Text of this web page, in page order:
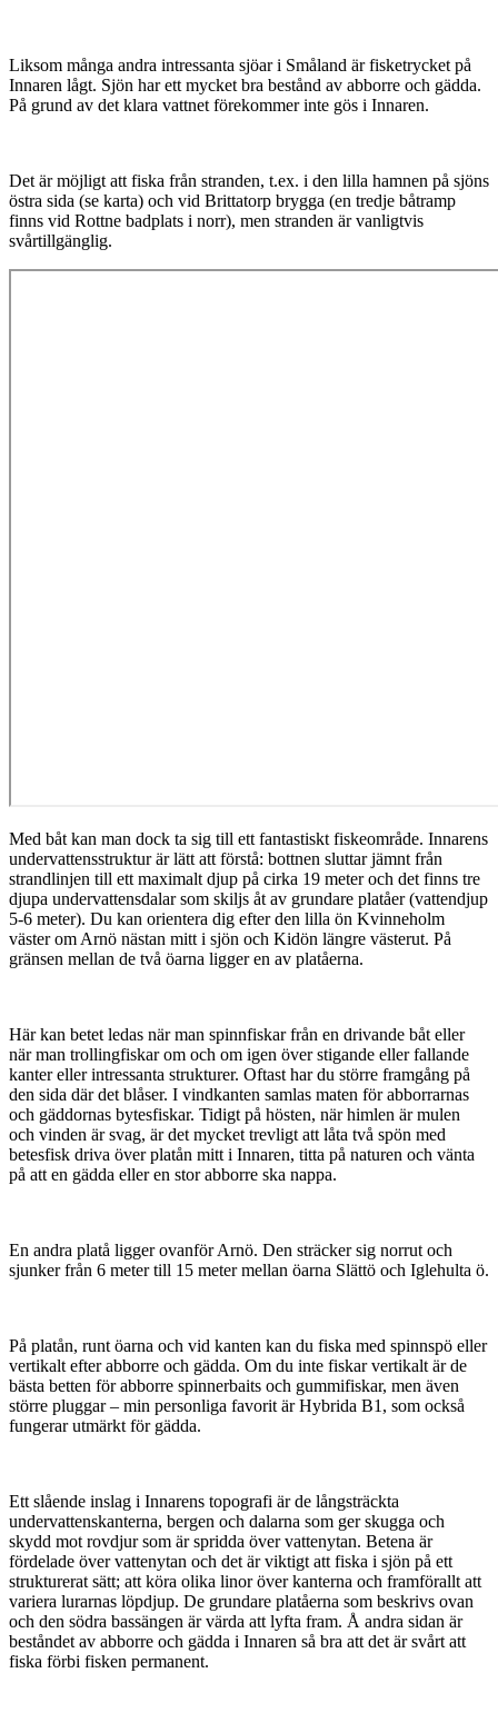
Liksom många andra intressanta sjöar i Småland är fisketrycket på
Innaren lågt. Sjön har ett mycket bra bestånd av abborre och gädda.
På grund av det klara vattnet förekommer inte gös i Innaren.
Det är möjligt att fiska från stranden, t.ex. i den lilla hamnen på sjöns
östra sida (se karta) och vid Brittatorp brygga (en tredje båtramp
finns vid Rottne badplats i norr), men stranden är vanligtvis
svårtillgänglig.
Med båt kan man dock ta sig till ett fantastiskt fiskeområde. Innarens
undervattensstruktur är lätt att förstå: bottnen sluttar jämnt från
strandlinjen till ett maximalt djup på cirka 19 meter och det finns tre
djupa undervattensdalar som skiljs åt av grundare platåer (vattendjup
5-6 meter). Du kan orientera dig efter den lilla ön Kvinneholm
väster om Arnö nästan mitt i sjön och Kidön längre västerut. På
gränsen mellan de två öarna ligger en av platåerna.
Här kan betet ledas när man spinnfiskar från en drivande båt eller
när man trollingfiskar om och om igen över stigande eller fallande
kanter eller intressanta strukturer. Oftast har du större framgång på
den sida där det blåser. I vindkanten samlas maten för abborrarnas
och gäddornas bytesfiskar. Tidigt på hösten, när himlen är mulen
och vinden är svag, är det mycket trevligt att låta två spön med
betesfisk driva över platån mitt i Innaren, titta på naturen och vänta
på att en gädda eller en stor abborre ska nappa.
En andra platå ligger ovanför Arnö. Den sträcker sig norrut och
sjunker från 6 meter till 15 meter mellan öarna Slättö och Iglehulta ö.
På platån, runt öarna och vid kanten kan du fiska med spinnspö eller
vertikalt efter abborre och gädda. Om du inte fiskar vertikalt är de
bästa betten för abborre spinnerbaits och gummifiskar, men även
större pluggar – min personliga favorit är Hybrida B1, som också
fungerar utmärkt för gädda.
Ett slående inslag i Innarens topografi är de långsträckta
undervattenskanterna, bergen och dalarna som ger skugga och
skydd mot rovdjur som är spridda över vattenytan. Betena är
fördelade över vattenytan och det är viktigt att fiska i sjön på ett
strukturerat sätt; att köra olika linor över kanterna och framförallt att
variera lurarnas löpdjup. De grundare platåerna som beskrivs ovan
och den södra bassängen är värda att lyfta fram. Å andra sidan är
beståndet av abborre och gädda i Innaren så bra att det är svårt att
fiska förbi fisken permanent.